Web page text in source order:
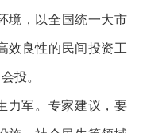
境，以全国统一大市
效良性的民间投资工
投。
力军。专家建议，要